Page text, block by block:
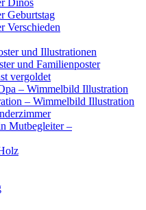
Dinos
Geburtstag
Verschieden
und Illustrationen
und Familienposter
vergoldet
– Wimmelbild Illustration
– Wimmelbild Illustration
Mutbegleiter –